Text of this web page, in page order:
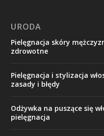
URODA
Pielęgnacja skóry
zdrowotne
Pielęgnacja i stylizacja
zasady i błędy
Odżywka na puszące się
pielęgnacja